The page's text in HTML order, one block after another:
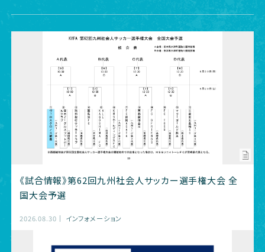
《試合情報》第62回九州社会人サッカー選手権大会 全
国大会予選
2026.08.30 インフォメーション